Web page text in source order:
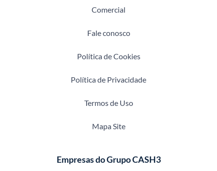
Comercial
Fale conosco
Política de Cookies
Política de Privacidade
Termos de Uso
Mapa Site
Empresas do Grupo CASH3